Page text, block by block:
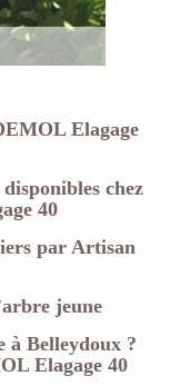
Elagage
chez
40
par Artisan
jeune
Belleydoux ?
Elagage 40